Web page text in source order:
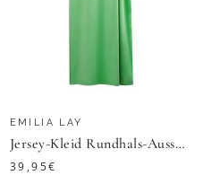
EMILIA LAY
Jersey-Kleid Rundhals-­Ausschnitt Emilia Lay grün
39,95€